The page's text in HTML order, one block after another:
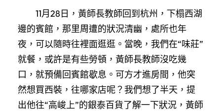
11月28日，黃師長教師回到杭州，下榻西湖
邊的賓館，那里周遭的狀況清幽，處所也年
夜，可以隨時往裡面逛逛。當晚，我們在“味莊”
就餐，或許是有些勞頓，黃師長教師沒吃幾
口，就預備回賓館歇息。可方才進房間，他突
然想買西裝，往哪家店呢？我們想了半天，提
出他往“高峻上”的銀泰百貨了解一下狀況，黃師